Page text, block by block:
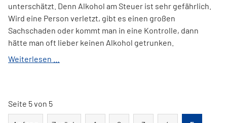
unterschätzt. Denn Alkohol am Steuer ist sehr gefährlich.
Wird eine Person verletzt, gibt es einen großen
Sachschaden oder kommt man in eine Kontrolle, dann
hätte man oft lieber keinen Alkohol getrunken.
Weiterlesen …
Seite 5 von 5